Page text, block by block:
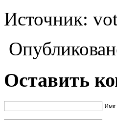
Источник:
Оставить
Имя